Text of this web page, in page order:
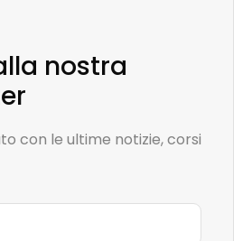
nostra
con le ultime notizie, corsi